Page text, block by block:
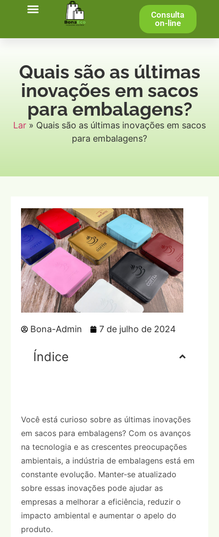
Consulta
on-line
Quais são as últimas
inovações em sacos
para embalagens?
Lar » Quais são as últimas inovações em sacos
para embalagens?
Bona-Admin 7 de julho de 2024
Índice
Você está curioso sobre as últimas inovações
em sacos para embalagens? Com os avanços
na tecnologia e as crescentes preocupações
ambientais, a indústria de embalagens está em
constante evolução. Manter-se atualizado
sobre essas inovações pode ajudar as
empresas a melhorar a eficiência, reduzir o
impacto ambiental e aumentar o apelo do
produto.